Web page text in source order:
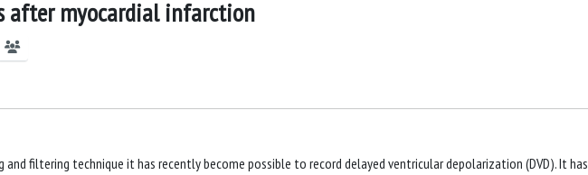
after myocardial infarction
and filtering technique it has recently become possible to record delayed ventricular depolarization (DVD). It has